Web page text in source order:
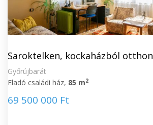
Saroktelken, kockaházból otthon
Győrújbarát
Eladó családi ház, 85 m2
69 500 000 Ft